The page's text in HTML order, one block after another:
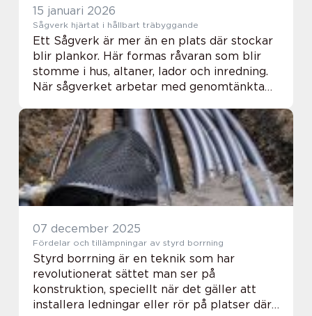
15 januari 2026
Sågverk hjärtat i hållbart träbyggande
Ett Sågverk är mer än en plats där stockar
blir plankor. Här formas råvaran som blir
stomme i hus, altaner, lador och inredning.
När sågverket arbetar med genomtänkta
det tryggare projekt för både privatp...
07 december 2025
Fördelar och tillämpningar av styrd borrning
Styrd borrning är en teknik som har
revolutionerat sättet man ser på
konstruktion, speciellt när det gäller att
installera ledningar eller rör på platser där